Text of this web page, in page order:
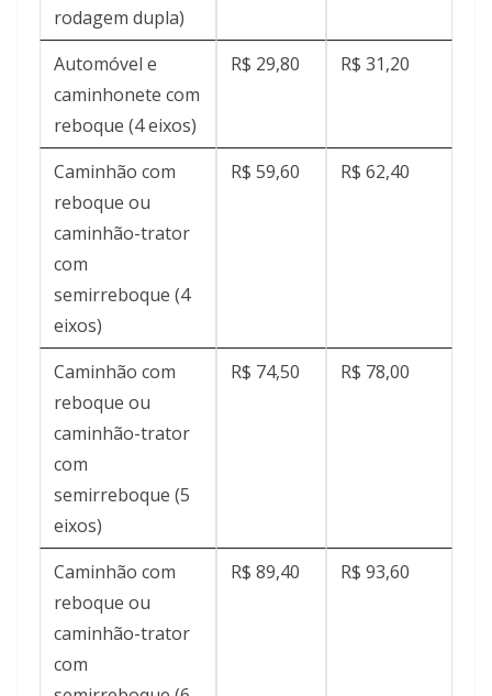
rodagem dupla)
Automóvel e
caminhonete com
reboque (4 eixos)
R$ 29,80 R$ 31,20
Caminhão com
reboque ou
caminhão-trator
com
semirreboque (4
eixos)
R$ 59,60 R$ 62,40
Caminhão com
reboque ou
caminhão-trator
com
semirreboque (5
eixos)
R$ 74,50 R$ 78,00
Caminhão com
reboque ou
caminhão-trator
com
R$ 89,40 R$ 93,60